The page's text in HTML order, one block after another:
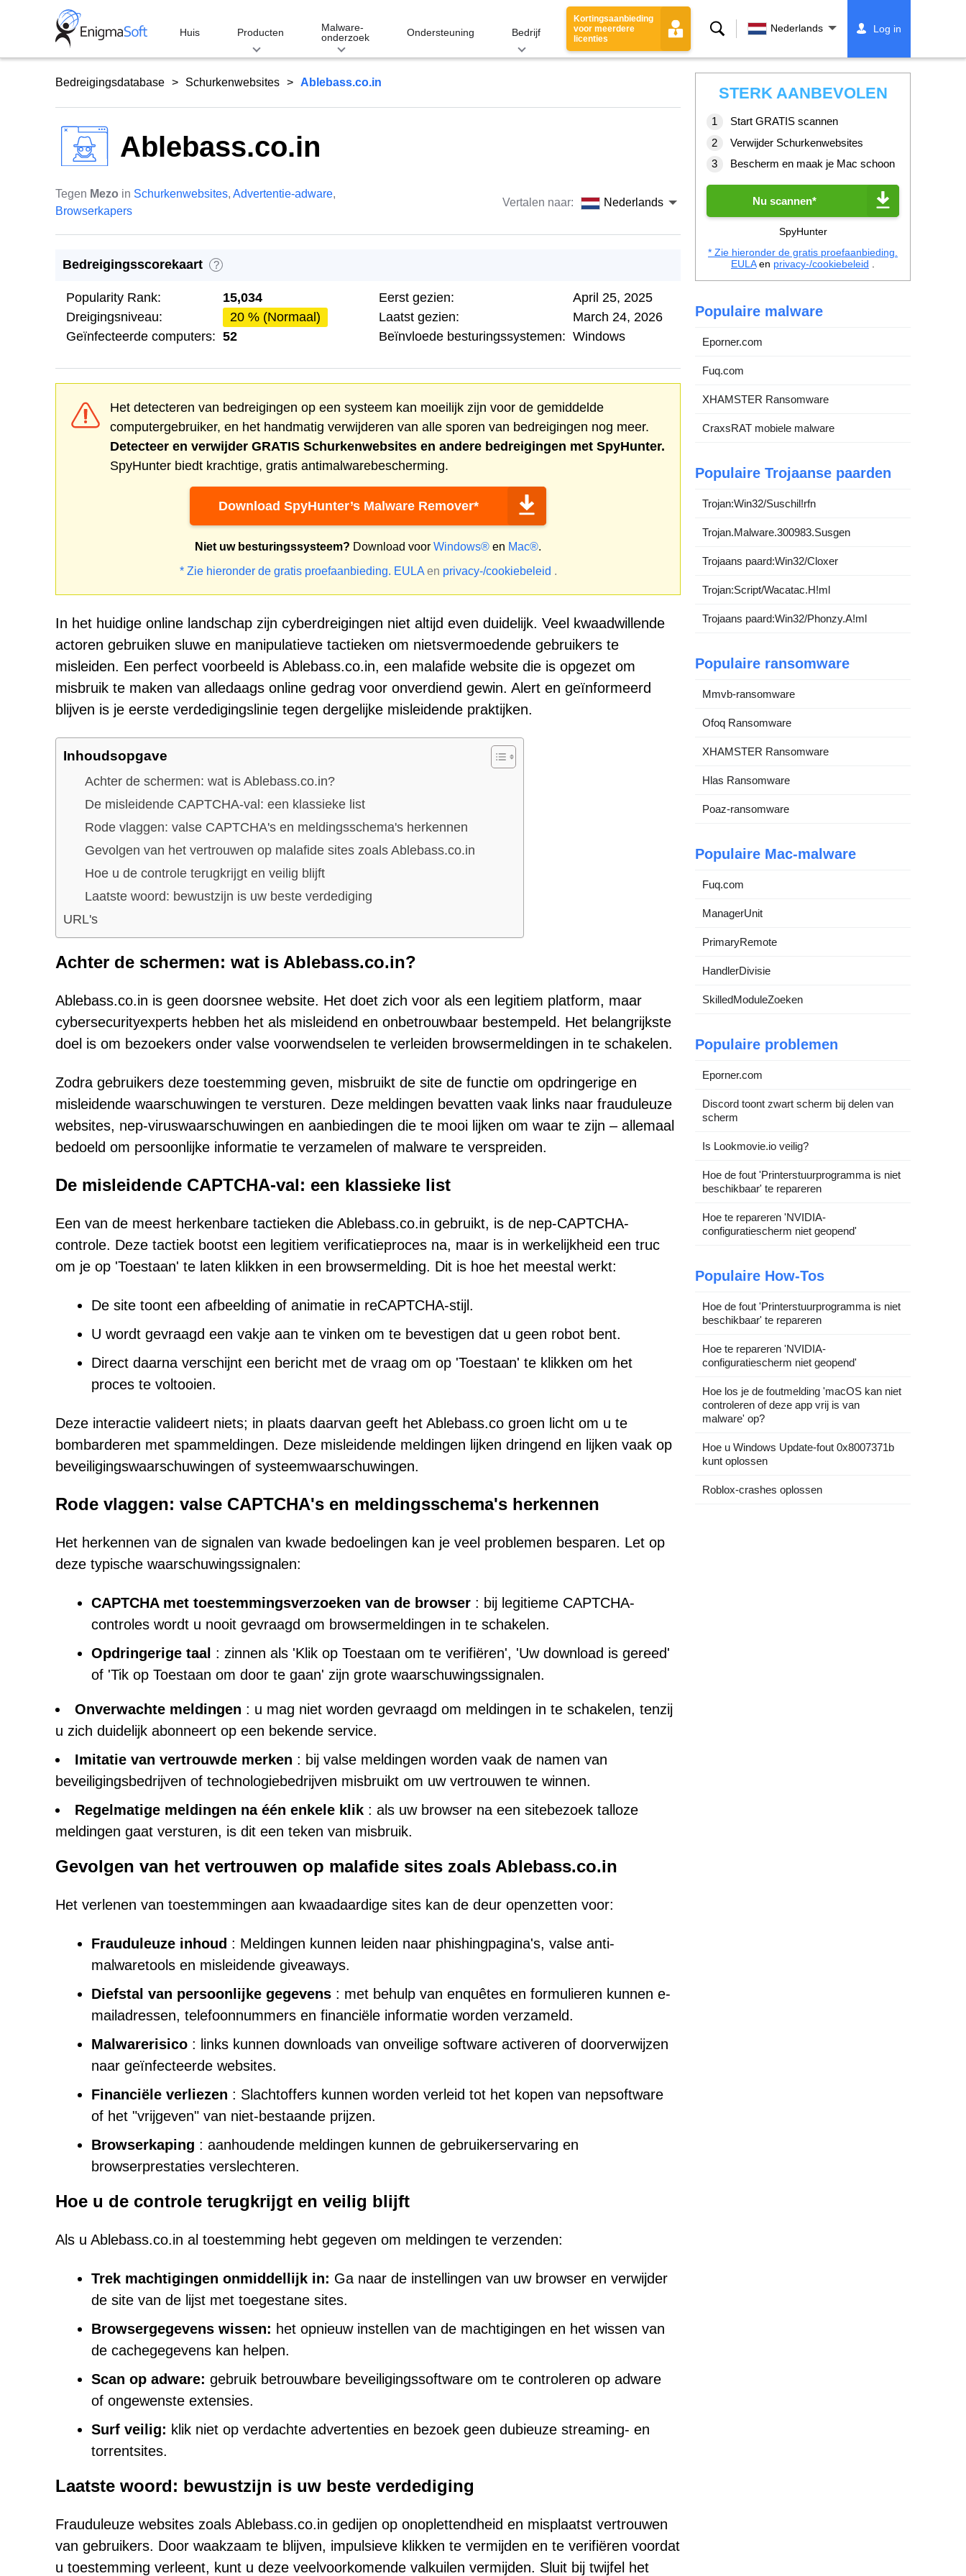
Huis Producten
Malware-
onderzoek
Ondersteuning Bedrijf
Kortingsaanbieding
voor meerdere
licenties
Zoeken Nederlands Log in
Bedreigingsdatabase Schurkenwebsites Ablebass.co.in
Ablebass.co.in
Tegen Mezo in Schurkenwebsites, Advertentie-adware,
Browserkapers
Vertalen naar: Nederlands
Bedreigingsscorekaart ?
Popularity Rank:
15,034
Dreigingsniveau:
20 % (Normaal)
Geïnfecteerde computers: 52
Eerst gezien:
April 25, 2025
Laatst gezien:
March 24, 2026
Beïnvloede besturingssystemen: Windows
Het detecteren van bedreigingen op een systeem kan moeilijk zijn voor de gemiddelde
computergebruiker, en het handmatig verwijderen van alle sporen van bedreigingen nog meer.
Detecteer en verwijder GRATIS Schurkenwebsites en andere bedreigingen met SpyHunter.
SpyHunter biedt krachtige, gratis antimalwarebescherming.
Download SpyHunter’s Malware Remover*
Niet uw besturingssysteem? Download voor Windows® en Mac®.
* Zie hieronder de gratis proefaanbieding. EULAen privacy-/cookiebeleid .
In het huidige online landschap zijn cyberdreigingen niet altijd even duidelijk. Veel kwaadwillende
actoren gebruiken sluwe en manipulatieve tactieken om nietsvermoedende gebruikers te
misleiden. Een perfect voorbeeld is Ablebass.co.in, een malafide website die is opgezet om
misbruik te maken van alledaags online gedrag voor onverdiend gewin. Alert en geïnformeerd
blijven is je eerste verdedigingslinie tegen dergelijke misleidende praktijken.
Inhoudsopgave
Achter de schermen: wat is Ablebass.co.in?
De misleidende CAPTCHA-val: een klassieke list
Rode vlaggen: valse CAPTCHA's en meldingsschema's herkennen
Gevolgen van het vertrouwen op malafide sites zoals Ablebass.co.in
Hoe u de controle terugkrijgt en veilig blijft
Laatste woord: bewustzijn is uw beste verdediging
URL's
Achter de schermen: wat is Ablebass.co.in?
Ablebass.co.in is geen doorsnee website. Het doet zich voor als een legitiem platform, maar
cybersecurityexperts hebben het als misleidend en onbetrouwbaar bestempeld. Het belangrijkste
doel is om bezoekers onder valse voorwendselen te verleiden browsermeldingen in te schakelen.
Zodra gebruikers deze toestemming geven, misbruikt de site de functie om opdringerige en
misleidende waarschuwingen te versturen. Deze meldingen bevatten vaak links naar frauduleuze
websites, nep-viruswaarschuwingen en aanbiedingen die te mooi lijken om waar te zijn – allemaal
bedoeld om persoonlijke informatie te verzamelen of malware te verspreiden.
De misleidende CAPTCHA-val: een klassieke list
Een van de meest herkenbare tactieken die Ablebass.co.in gebruikt, is de nep-CAPTCHA-
controle. Deze tactiek bootst een legitiem verificatieproces na, maar is in werkelijkheid een truc
om je op 'Toestaan' te laten klikken in een browsermelding. Dit is hoe het meestal werkt:
De site toont een afbeelding of animatie in reCAPTCHA-stijl.
U wordt gevraagd een vakje aan te vinken om te bevestigen dat u geen robot bent.
Direct daarna verschijnt een bericht met de vraag om op 'Toestaan' te klikken om het
proces te voltooien.
Deze interactie valideert niets; in plaats daarvan geeft het Ablebass.co groen licht om u te
bombarderen met spammeldingen. Deze misleidende meldingen lijken dringend en lijken vaak op
beveiligingswaarschuwingen of systeemwaarschuwingen.
Rode vlaggen: valse CAPTCHA's en meldingsschema's herkennen
Het herkennen van de signalen van kwade bedoelingen kan je veel problemen besparen. Let op
deze typische waarschuwingssignalen:
CAPTCHA met toestemmingsverzoeken van de browser : bij legitieme CAPTCHA-
controles wordt u nooit gevraagd om browsermeldingen in te schakelen.
Opdringerige taal : zinnen als 'Klik op Toestaan om te verifiëren', 'Uw download is gereed'
of 'Tik op Toestaan om door te gaan' zijn grote waarschuwingssignalen.
Onverwachte meldingen : u mag niet worden gevraagd om meldingen in te schakelen, tenzij
u zich duidelijk abonneert op een bekende service.
Imitatie van vertrouwde merken : bij valse meldingen worden vaak de namen van
beveiligingsbedrijven of technologiebedrijven misbruikt om uw vertrouwen te winnen.
Regelmatige meldingen na één enkele klik : als uw browser na een sitebezoek talloze
meldingen gaat versturen, is dit een teken van misbruik.
Gevolgen van het vertrouwen op malafide sites zoals Ablebass.co.in
Het verlenen van toestemmingen aan kwaadaardige sites kan de deur openzetten voor:
Frauduleuze inhoud : Meldingen kunnen leiden naar phishingpagina's, valse anti-
malwaretools en misleidende giveaways.
Diefstal van persoonlijke gegevens : met behulp van enquêtes en formulieren kunnen e-
mailadressen, telefoonnummers en financiële informatie worden verzameld.
Malwarerisico : links kunnen downloads van onveilige software activeren of doorverwijzen
naar geïnfecteerde websites.
Financiële verliezen : Slachtoffers kunnen worden verleid tot het kopen van nepsoftware
of het "vrijgeven" van niet-bestaande prijzen.
Browserkaping : aanhoudende meldingen kunnen de gebruikerservaring en
browserprestaties verslechteren.
Hoe u de controle terugkrijgt en veilig blijft
Als u Ablebass.co.in al toestemming hebt gegeven om meldingen te verzenden:
Trek machtigingen onmiddellijk in: Ga naar de instellingen van uw browser en verwijder
de site van de lijst met toegestane sites.
Browsergegevens wissen: het opnieuw instellen van de machtigingen en het wissen van
de cachegegevens kan helpen.
Scan op adware: gebruik betrouwbare beveiligingssoftware om te controleren op adware
of ongewenste extensies.
Surf veilig: klik niet op verdachte advertenties en bezoek geen dubieuze streaming- en
torrentsites.
Laatste woord: bewustzijn is uw beste verdediging
Frauduleuze websites zoals Ablebass.co.in gedijen op onoplettendheid en misplaatst vertrouwen
van gebruikers. Door waakzaam te blijven, impulsieve klikken te vermijden en te verifiëren voordat
u toestemming verleent, kunt u deze veelvoorkomende valkuilen vermijden. Sluit bij twijfel het
STERK AANBEVOLEN
Start GRATIS scannen
Verwijder Schurkenwebsites
Bescherm en maak je Mac schoon
Nu scannen*
SpyHunter
* Zie hieronder de gratis proefaanbieding.
EULAen privacy-/cookiebeleid
Populaire malware
Eporner.com
Fuq.com
XHAMSTER Ransomware
CraxsRAT mobiele malware
Populaire Trojaanse paarden
Trojan:Win32/Suschil!rfn
Trojan.Malware.300983.Susgen
Trojaans paard:Win32/Cloxer
Trojan:Script/Wacatac.H!ml
Trojaans paard:Win32/Phonzy.A!ml
Populaire ransomware
Mmvb-ransomware
Ofoq Ransomware
XHAMSTER Ransomware
Hlas Ransomware
Poaz-ransomware
Populaire Mac-malware
Fuq.com
ManagerUnit
PrimaryRemote
HandlerDivisie
SkilledModuleZoeken
Populaire problemen
Eporner.com
Discord toont zwart scherm bij delen van
scherm
Is Lookmovie.io veilig?
Hoe de fout 'Printerstuurprogramma is niet
beschikbaar' te repareren
Hoe te repareren 'NVIDIA-
configuratiescherm niet geopend'
Populaire How-Tos
Hoe de fout 'Printerstuurprogramma is niet
beschikbaar' te repareren
Hoe te repareren 'NVIDIA-
configuratiescherm niet geopend'
Hoe los je de foutmelding 'macOS kan niet
controleren of deze app vrij is van
malware' op?
Hoe u Windows Update-fout 0x8007371b
kunt oplossen
Roblox-crashes oplossen